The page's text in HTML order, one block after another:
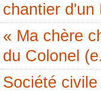
chantier d'un
« Ma chère
du Colonel
Société